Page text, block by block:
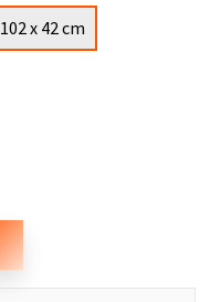
102 x 42 cm